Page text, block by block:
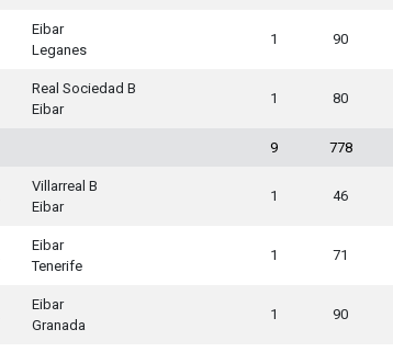
Eibar
Leganes
1 90
Real Sociedad B
Eibar
1 80
9 778
Villarreal B
Eibar
1 46
Eibar
Tenerife
1 71
Eibar
Granada
1 90